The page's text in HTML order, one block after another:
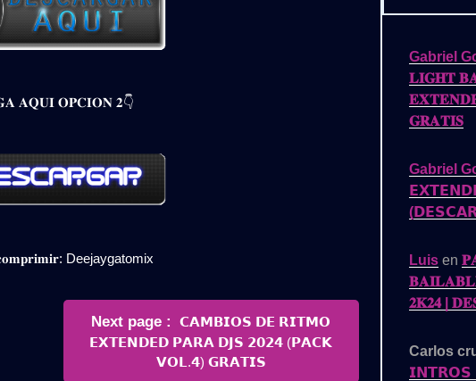
𝐀𝐐𝐔𝐈 𝐎𝐏𝐂𝐈𝐎𝐍 𝟐👇
Deejaygatomix
Next page
Newer
Posts
𝗖𝗔𝗠𝗕𝗜𝗢𝗦 𝗗𝗘 𝗥𝗜𝗧𝗠𝗢
𝗘𝗫𝗧𝗘𝗡𝗗𝗘𝗗 𝗣𝗔𝗥𝗔 𝗗𝗝𝗦 𝟮𝟬𝟮𝟰 (𝗣𝗔𝗖𝗞
𝗩𝗢𝗟.𝟰) 𝗚𝗥𝗔𝗧𝗜𝗦
Gabriel
𝐋𝐈𝐆𝐇𝐓
𝐆𝐑𝐀𝐓𝐈𝐒
Gabriel
Luis en
𝟐𝐊𝟐𝟒 |
Carlos
𝗜𝗡𝗧𝗥𝗢𝗦